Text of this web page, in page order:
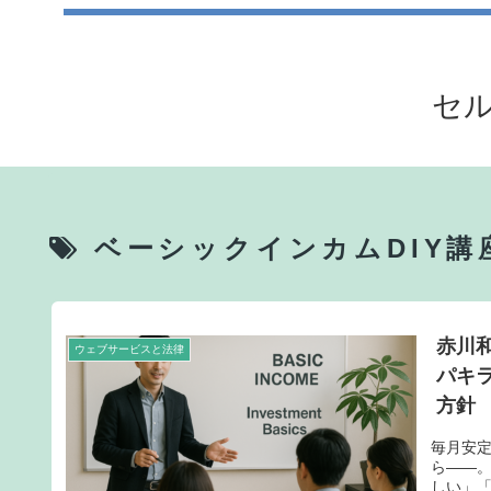
セ
ベーシックインカムDIY講
ウェブサービスと法律
赤川
パキ
方針
毎月安
ら――。
しい」